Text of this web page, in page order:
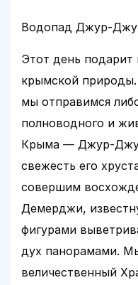
Водопад Джур-
Этот день
крымской
мы отправимся
полноводного и
Крыма — Джур-
свежесть его
совершим
Демерджи,
фигурами
дух панорамами.
величественный